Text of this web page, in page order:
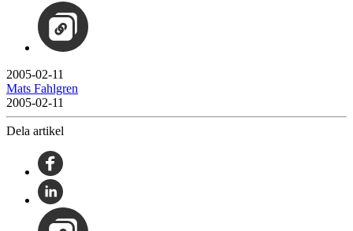
2005-02-11
Mats Fahlgren
2005-02-11
Dela artikel